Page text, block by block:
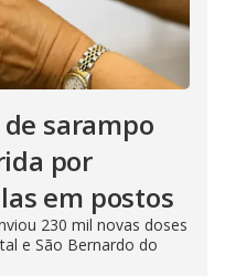
sarampo
por
em postos
230 mil novas doses
e São Bernardo do